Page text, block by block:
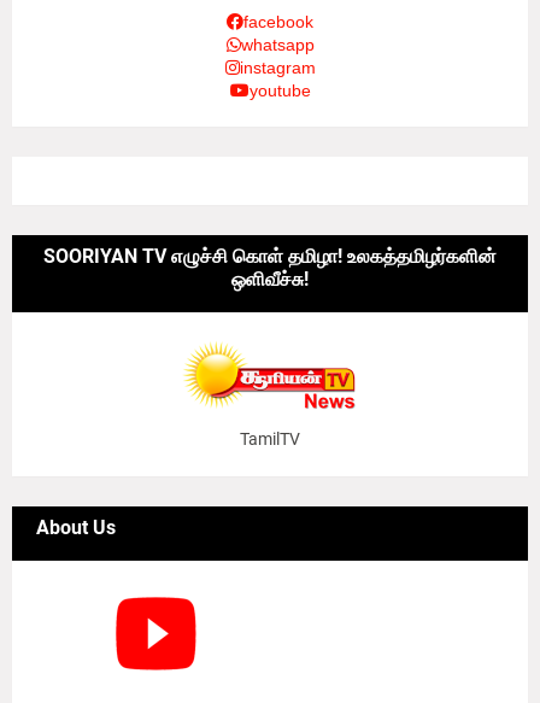
facebook
whatsapp
instagram
youtube
SOORIYAN TV எழுச்சி கொள் தமிழா! உலகத்தமிழர்களின்
ஒளிவீச்சு!
TamilTV
About Us